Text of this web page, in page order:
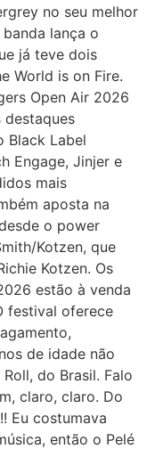
no seu melhor
lança o
já teve dois
World is on Fire.
Open Air 2026
destaques
Black Label
Engage, Jinjer e
mais
aposta na
o power
Kotzen, que
Kotzen. Os
estão à venda
festival oferece
de idade não
do Brasil. Falo
claro, claro. Do
Eu costumava
então o Pelé